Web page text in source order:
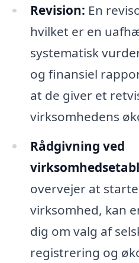
Revision: En
hvilket er en
systematisk
og finansiel
at de giver et
virksomhedens
Rådgivning ved
overvejer at
virksomhed, kan
dig om valg af
registrering og